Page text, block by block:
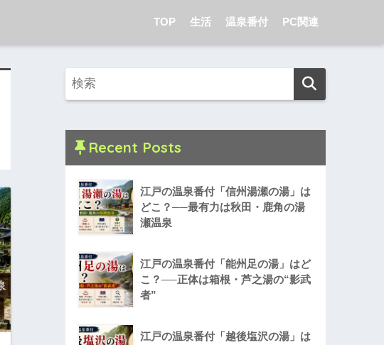
TOP 生活 温泉番付 PC関連
Recent Posts
江戸の温泉番付「信州湯瀬の湯」は
どこ？──最有力は秋田・鹿角の湯
瀬温泉
江戸の温泉番付「能州足の湯」はど
こ？──正体は箱根・芦之湯の“影武
者”
江戸の温泉番付「越後塩沢の湯」は